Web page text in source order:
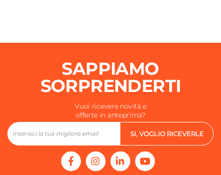
SAPPIAMO
SORPRENDERTI
Vuoi ricevere novità e
offerte in anteprima?
SI, VOGLIO RICEVERLE